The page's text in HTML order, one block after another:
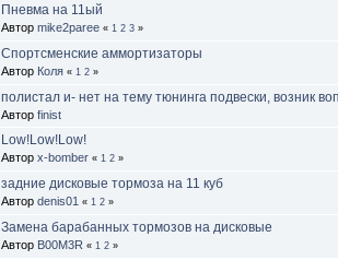
Пневма на 11ый
Автор mike2paree « 1 2 3 »
Спортсменские аммортизаторы
Автор Коля « 1 2 »
полистал и- нет на тему тюнинга подвески, возник
Автор finist
Low!Low!Low!
Автор x-bomber « 1 2 »
задние дисковые тормоза на 11 куб
Автор denis01 « 1 2 »
Замена барабанных тормозов на дисковые
Автор B00M3R « 1 2 »